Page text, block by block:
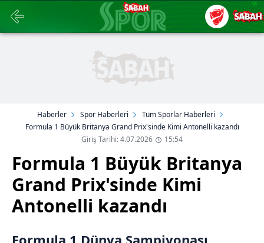
Haberler Spor Haberleri
Tüm Sporlar Haberleri
Formula 1 Büyük Britanya Grand Prix'sinde Kimi Antonelli kazandı
Giriş Tarihi: 4.07.2026
15:54
Formula 1 Büyük Britanya
Grand Prix'sinde Kimi
Antonelli kazandı
Formula 1 Dünya Şampiyonası